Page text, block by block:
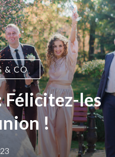
& CO
Félicitez-les
!